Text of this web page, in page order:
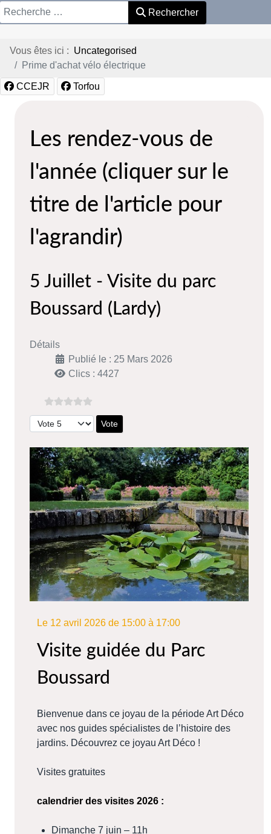
Rechercher
Vous êtes ici : Uncategorised
Prime d'achat vélo électrique
CCEJR Torfou
Les rendez-vous de
l'année (cliquer sur le
titre de l'article pour
l'agrandir)
5 Juillet - Visite du parc
Boussard (Lardy)
Détails
Publié le : 25 Mars 2026
Clics : 4427
Veuillez voter
Le 12 avril 2026 de 15:00 à 17:00
Visite guidée du Parc
Boussard
Bienvenue dans ce joyau de la période Art Déco
avec nos guides spécialistes de l’histoire des
jardins. Découvrez ce joyau Art Déco !
Visites gratuites
calendrier des visites 2026 :
Dimanche 7 juin – 11h